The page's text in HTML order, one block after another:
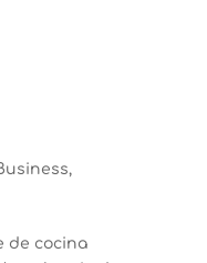
,
de cocina